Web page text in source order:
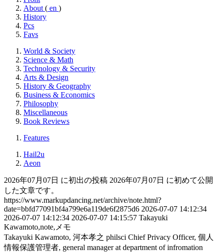
About ( en )
History
Pcs
Favs
World & Society
Science & Math
Technology & Security
Arts & Design
History & Geography
Business & Economics
Philosophy
Miscellaneous
Book Reviews
Features
Hail2u
Aeon
2026年07月07日 に初出の投稿 2026年07月07日 に初めて公開
した文章です。
https://www.markupdancing.net/archive/note.html?
date=bbfd77091bf4a799e6a119de6f2875d6 2026-07-07 14:12:34
2026-07-07 14:12:34 2026-07-07 14:15:57 Takayuki
Kawamoto,note,メモ
Takayuki Kawamoto, 河本孝之 philsci Chief Privacy Officer, 個人
情報保護管理者, general manager at department of infromation